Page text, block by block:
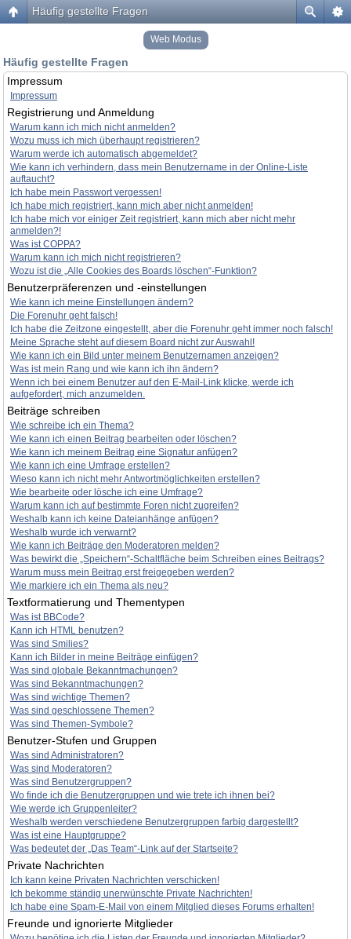
Häufig gestellte Fragen
Web Modus
Häufig gestellte Fragen
Impressum
Impressum
Registrierung und Anmeldung
Warum kann ich mich nicht anmelden?
Wozu muss ich mich überhaupt registrieren?
Warum werde ich automatisch abgemeldet?
Wie kann ich verhindern, dass mein Benutzername in der Online-Liste
auftaucht?
Ich habe mein Passwort vergessen!
Ich habe mich registriert, kann mich aber nicht anmelden!
Ich habe mich vor einiger Zeit registriert, kann mich aber nicht mehr
anmelden?!
Was ist COPPA?
Warum kann ich mich nicht registrieren?
Wozu ist die „Alle Cookies des Boards löschen“-Funktion?
Benutzerpräferenzen und -einstellungen
Wie kann ich meine Einstellungen ändern?
Die Forenuhr geht falsch!
Ich habe die Zeitzone eingestellt, aber die Forenuhr geht immer noch falsch!
Meine Sprache steht auf diesem Board nicht zur Auswahl!
Wie kann ich ein Bild unter meinem Benutzernamen anzeigen?
Was ist mein Rang und wie kann ich ihn ändern?
Wenn ich bei einem Benutzer auf den E-Mail-Link klicke, werde ich
aufgefordert, mich anzumelden.
Beiträge schreiben
Wie schreibe ich ein Thema?
Wie kann ich einen Beitrag bearbeiten oder löschen?
Wie kann ich meinem Beitrag eine Signatur anfügen?
Wie kann ich eine Umfrage erstellen?
Wieso kann ich nicht mehr Antwortmöglichkeiten erstellen?
Wie bearbeite oder lösche ich eine Umfrage?
Warum kann ich auf bestimmte Foren nicht zugreifen?
Weshalb kann ich keine Dateianhänge anfügen?
Weshalb wurde ich verwarnt?
Wie kann ich Beiträge den Moderatoren melden?
Was bewirkt die „Speichern“-Schaltfläche beim Schreiben eines Beitrags?
Warum muss mein Beitrag erst freigegeben werden?
Wie markiere ich ein Thema als neu?
Textformatierung und Thementypen
Was ist BBCode?
Kann ich HTML benutzen?
Was sind Smilies?
Kann ich Bilder in meine Beiträge einfügen?
Was sind globale Bekanntmachungen?
Was sind Bekanntmachungen?
Was sind wichtige Themen?
Was sind geschlossene Themen?
Was sind Themen-Symbole?
Benutzer-Stufen und Gruppen
Was sind Administratoren?
Was sind Moderatoren?
Was sind Benutzergruppen?
Wo finde ich die Benutzergruppen und wie trete ich ihnen bei?
Wie werde ich Gruppenleiter?
Weshalb werden verschiedene Benutzergruppen farbig dargestellt?
Was ist eine Hauptgruppe?
Was bedeutet der „Das Team“-Link auf der Startseite?
Private Nachrichten
Ich kann keine Privaten Nachrichten verschicken!
Ich bekomme ständig unerwünschte Private Nachrichten!
Ich habe eine Spam-E-Mail von einem Mitglied dieses Forums erhalten!
Freunde und ignorierte Mitglieder